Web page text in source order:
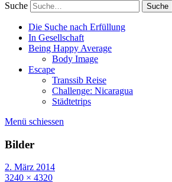
Suche
Die Suche nach Erfüllung
In Gesellschaft
Being Happy Average
Body Image
Escape
Transsib Reise
Challenge: Nicaragua
Städtetrips
Menü schiessen
Bilder
2. März 2014
3240 × 4320